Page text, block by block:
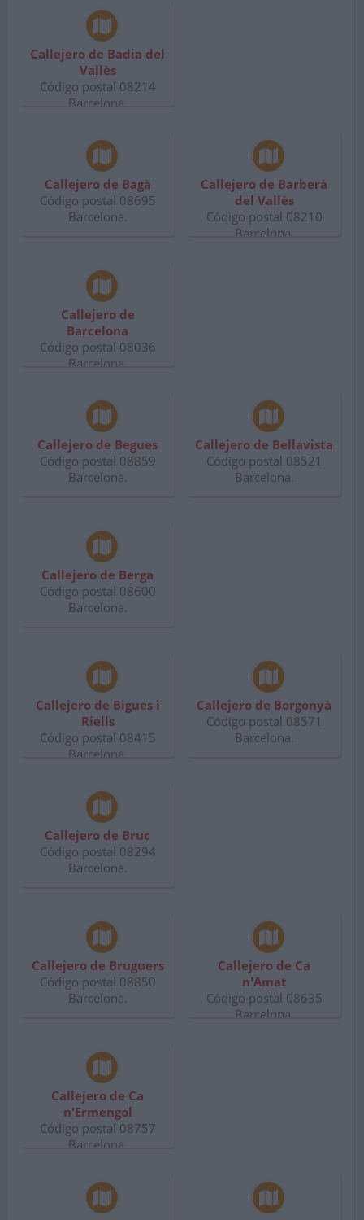
Callejero de Badia del
Vallès
Código postal 08214
Barcelona.
Callejero de Bagà
Código postal 08695
Barcelona.
Callejero de Barberà
del Vallès
Código postal 08210
Barcelona.
Callejero de
Barcelona
Código postal 08036
Barcelona.
Callejero de Begues
Código postal 08859
Barcelona.
Callejero de Bellavista
Código postal 08521
Barcelona.
Callejero de Berga
Código postal 08600
Barcelona.
Callejero de Bigues i
Riells
Código postal 08415
Barcelona.
Callejero de Borgonyà
Código postal 08571
Barcelona.
Callejero de Bruc
Código postal 08294
Barcelona.
Callejero de Bruguers
Código postal 08850
Barcelona.
Callejero de Ca
n'Amat
Código postal 08635
Barcelona.
Callejero de Ca
n'Ermengol
Código postal 08757
Barcelona.